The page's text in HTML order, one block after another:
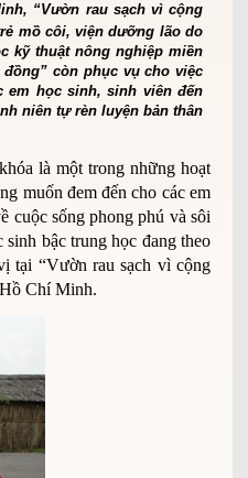
“Vườn rau sạch vì cộng
mồ côi, viện dưỡng lão do
kỹ thuật nông nghiệp miền
còn phục vụ cho việc
em học sinh, sinh viên đến
niên tự rèn luyện bản thân
là một trong những hoạt
muốn đem đến cho các em
cuộc sống phong phú và sôi
bậc trung học đang theo
tại “Vườn rau sạch vì cộng
Chí Minh.